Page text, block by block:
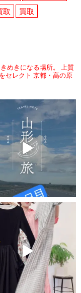
取
買取
めきになる場所。
上質
セレクト 京都・高の原